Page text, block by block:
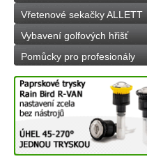
Vřetenové sekačky ALLETT
Vybavení golfových hřišť
Pomůcky pro profesionály